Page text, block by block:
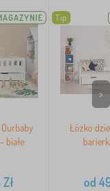
białe
Zł
Tip
Łóżko
od
>